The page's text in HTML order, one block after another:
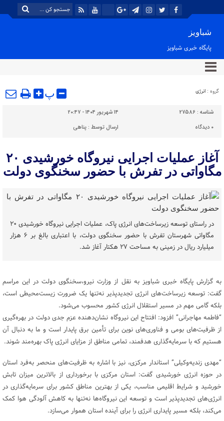
شباویز
پایگاه خبری شباویز
گروه : انرژی پ
شناسه : 27586
۱۴ شهریور ۱۴۰۴ - ۲۰:۴۷
۰ دیدگاه ارسال توسط :پناهی
آغاز عملیات اجرایی نیروگاه خورشیدی ۲۰
مگاواتی در تفرش با حضور سخنگوی دولت
در راستای توسعه زیرساخت‌های انرژی پاک، عملیات اجرایی نیروگاه خورشیدی ۲۰
مگاواتی شهرستان تفرش با حضور سخنگوی دولت، با اعتباری بالغ بر ۶ هزار
میلیارد ریال در زمینی به مساحت ۲۷ هکتار آغاز شد.
به گزارش پایگاه خبری شباویز به نقل از وزارت نیرو،سخنگوی دولت در این مراسم
گفت: توسعه زیرساخت‌های انرژی تجدیدپذیر نه‌تنها یک ضرورت زیست‌محیطی است،
بلکه گامی مهم در مسیر استقلال انرژی کشور محسوب می‌شود.
“فاطمه مهاجرانی” افزود: افتتاح این نیروگاه نشان‌دهنده عزم جدی دولت در بهره‌گیری
از ظرفیت‌های بومی و فناوری‌های نوین برای تأمین برق پایدار است و ما به دنبال آن
هستیم که با سرمایه‌گذاری هدفمند، تمامی مناطق از مزایای انرژی پاک بهره‌مند شوند.
“مهدی زندیه‌وکیلی” استاندار مرکزی، نیز با اشاره به ظرفیت‌های منحصر به‌فرد استان
در حوزه انرژی خورشیدی گفت: استان مرکزی با برخورداری از بالاترین میزان تابش
خورشید و شرایط اقلیمی مناسب، یکی از بهترین مناطق کشور برای سرمایه‌گذاری در
انرژی‌های تجدیدپذیر است و توسعه این نیروگاه‌ها نه‌تنها به کاهش آلودگی هوا کمک
می‌کند، بلکه مسیر پایداری انرژی را برای آینده استان هموار می‌سازد.